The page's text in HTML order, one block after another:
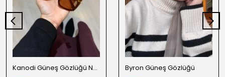
Kanodi Güneş Gözlüğü Nude Byron Güneş Gözlüğü